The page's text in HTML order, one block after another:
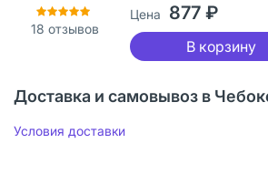
18 отзывов
Цена 877 ₽
В корзину
Доставка и самовывоз в
Условия доставки